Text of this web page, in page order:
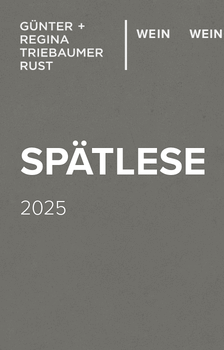
WEIN
SPÄTLESE
2025